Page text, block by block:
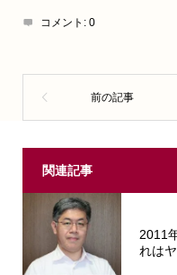
コメント: 0
関連記事
2011
れは